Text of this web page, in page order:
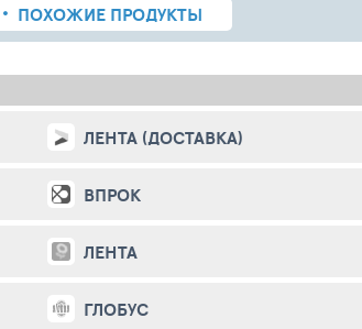
ПОХОЖИЕ ПРОДУКТЫ
ЛЕНТА (ДОСТАВКА)
ВПРОК
ЛЕНТА
ГЛОБУС